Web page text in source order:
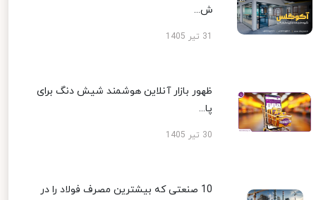
ش...
ظهور بازار آنلاین هوشمند شیش دنگ برای
پا...
30 تیر 1405
10 صنعتی که بیشترین مصرف فولاد را در